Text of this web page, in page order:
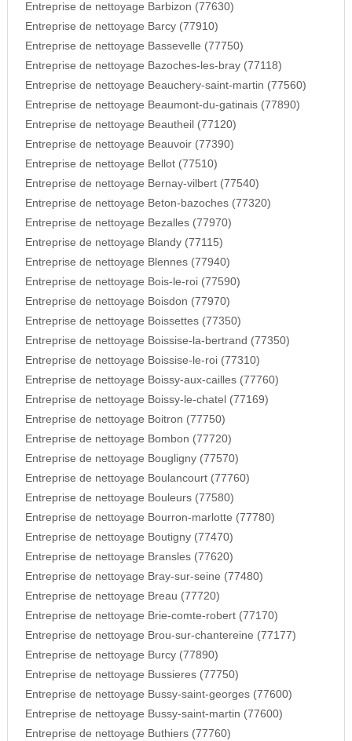
Entreprise de nettoyage Barbizon (77630)
Entreprise de nettoyage Barcy (77910)
Entreprise de nettoyage Bassevelle (77750)
Entreprise de nettoyage Bazoches-les-bray (77118)
Entreprise de nettoyage Beauchery-saint-martin (77560)
Entreprise de nettoyage Beaumont-du-gatinais (77890)
Entreprise de nettoyage Beautheil (77120)
Entreprise de nettoyage Beauvoir (77390)
Entreprise de nettoyage Bellot (77510)
Entreprise de nettoyage Bernay-vilbert (77540)
Entreprise de nettoyage Beton-bazoches (77320)
Entreprise de nettoyage Bezalles (77970)
Entreprise de nettoyage Blandy (77115)
Entreprise de nettoyage Blennes (77940)
Entreprise de nettoyage Bois-le-roi (77590)
Entreprise de nettoyage Boisdon (77970)
Entreprise de nettoyage Boissettes (77350)
Entreprise de nettoyage Boissise-la-bertrand (77350)
Entreprise de nettoyage Boissise-le-roi (77310)
Entreprise de nettoyage Boissy-aux-cailles (77760)
Entreprise de nettoyage Boissy-le-chatel (77169)
Entreprise de nettoyage Boitron (77750)
Entreprise de nettoyage Bombon (77720)
Entreprise de nettoyage Bougligny (77570)
Entreprise de nettoyage Boulancourt (77760)
Entreprise de nettoyage Bouleurs (77580)
Entreprise de nettoyage Bourron-marlotte (77780)
Entreprise de nettoyage Boutigny (77470)
Entreprise de nettoyage Bransles (77620)
Entreprise de nettoyage Bray-sur-seine (77480)
Entreprise de nettoyage Breau (77720)
Entreprise de nettoyage Brie-comte-robert (77170)
Entreprise de nettoyage Brou-sur-chantereine (77177)
Entreprise de nettoyage Burcy (77890)
Entreprise de nettoyage Bussieres (77750)
Entreprise de nettoyage Bussy-saint-georges (77600)
Entreprise de nettoyage Bussy-saint-martin (77600)
Entreprise de nettoyage Buthiers (77760)